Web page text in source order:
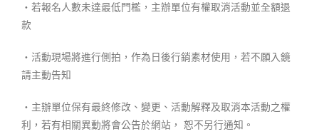
・若報名人數未達最低門檻，主辦單位有權取消活動並全額退
款
・活動現場將進行側拍，作為日後行銷素材使用，若不願入鏡
請主動告知
・主辦單位保有最終修改、變更、活動解釋及取消本活動之權
利，若有相關異動將會公告於網站， 恕不另行通知。